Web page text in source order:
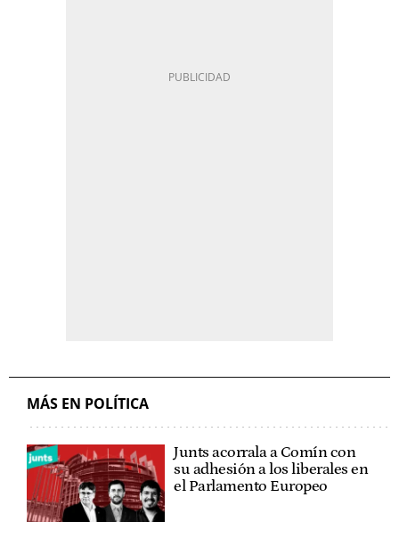
MÁS EN POLÍTICA
Junts acorrala a Comín con
su adhesión a los liberales en
el Parlamento Europeo